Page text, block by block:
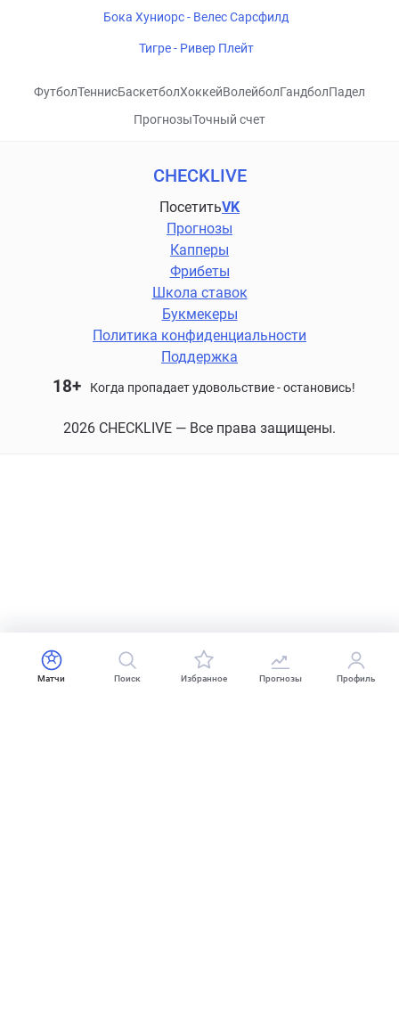
Бока Хуниорс - Велес Сарсфилд
Тигре - Ривер Плейт
ФутболТеннисБаскетболХоккейВолейболГандболПадел
ПрогнозыТочный счет
CHECKLIVE
ПосетитьVK
Прогнозы
Капперы
Фрибеты
Школа ставок
Букмекеры
Политика конфиденциальности
Поддержка
18+ Когда пропадает удовольствие - остановись!
2026 CHECKLIVE — Все права защищены.
Матчи Поиск Избранное Прогнозы Профиль